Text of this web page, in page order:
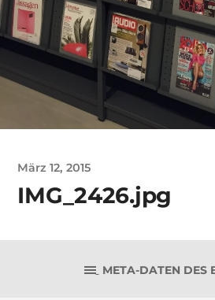
März 12, 2015
IMG_2426.jpg
META-DATEN DES